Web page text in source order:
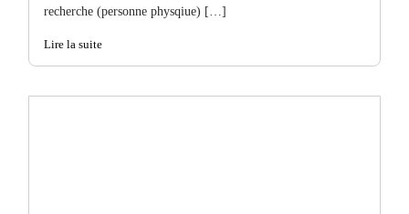
recherche (personne physqiue) […]
Lire la suite